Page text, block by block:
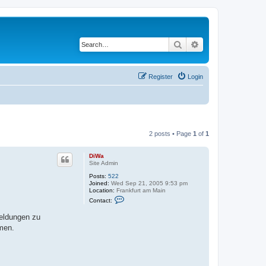
Search
Login
Register
2 posts • Page 1 of 1
DiWa
Site Admin
Posts: 522
Joined: Wed Sep 21, 2005 9:53 pm
Location: Frankfurt am Main
Contact:
zu